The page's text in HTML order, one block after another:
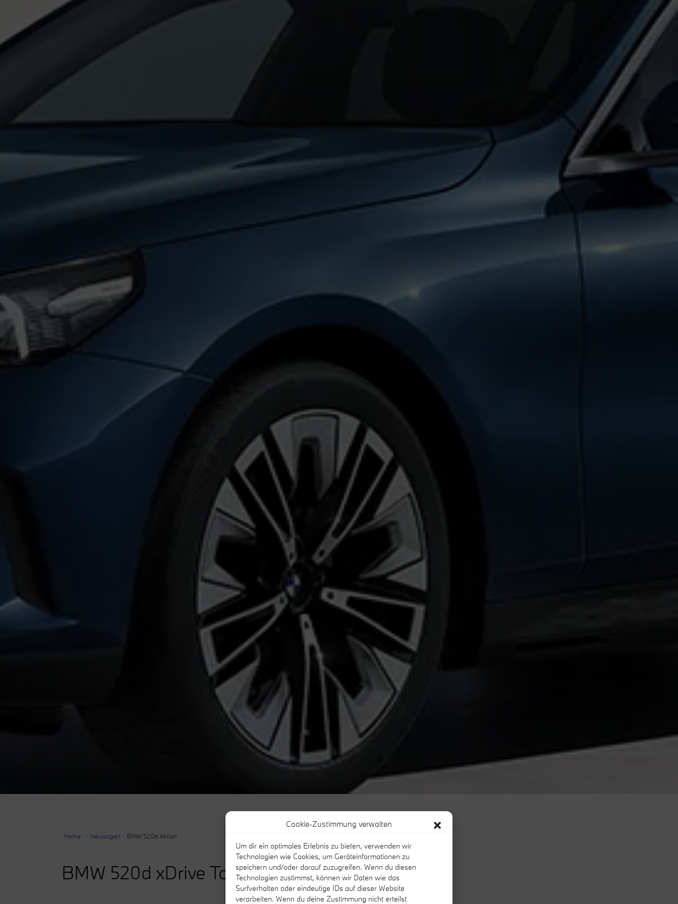
Cookie-Zustimmung verwalten
Um dir ein optimales Erlebnis zu bieten, verwenden wir
Technologien wie Cookies, um Geräteinformationen zu
speichern und/oder darauf zuzugreifen. Wenn du diesen
Technologien zustimmst, können wir Daten wie das
Surfverhalten oder eindeutige IDs auf dieser Website
verarbeiten. Wenn du deine Zustimmung nicht erteilst
Home Neuwagen BMW 520d Aktion
BMW 520d xDrive Touring.